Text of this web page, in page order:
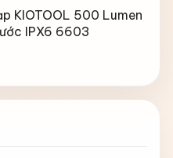
KIOTOOL 500 Lumen
IPX6 6603